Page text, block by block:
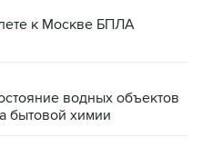
к Москве БПЛА
водных объектов
бытовой химии